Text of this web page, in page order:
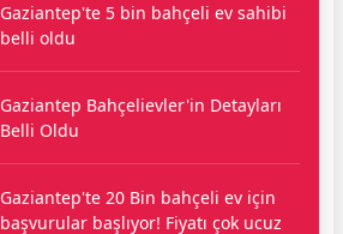
Gaziantep'te 5 bin bahçeli ev sahibi
belli oldu
Gaziantep Bahçelievler'in Detayları
Belli Oldu
Gaziantep'te 20 Bin bahçeli ev için
başvurular başlıyor! Fiyatı çok ucuz